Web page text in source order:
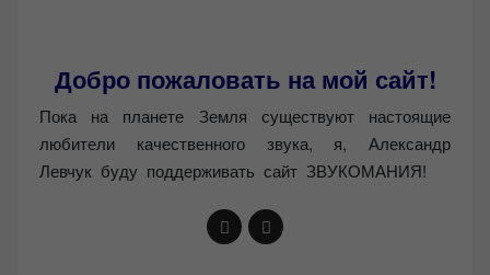
Добро пожаловать на мой сайт!
Пока на планете Земля существуют настоящие
любители качественного звука, я, Александр
Левчук буду поддерживать сайт ЗВУКОМАНИЯ!